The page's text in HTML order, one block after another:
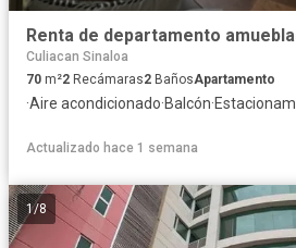
Renta de departamento
Culiacan Sinaloa
70 m²2 Recámaras2 BañosApartamento
·Aire acondicionado·Balcón·
Actualizado hace 1 semana
1/8